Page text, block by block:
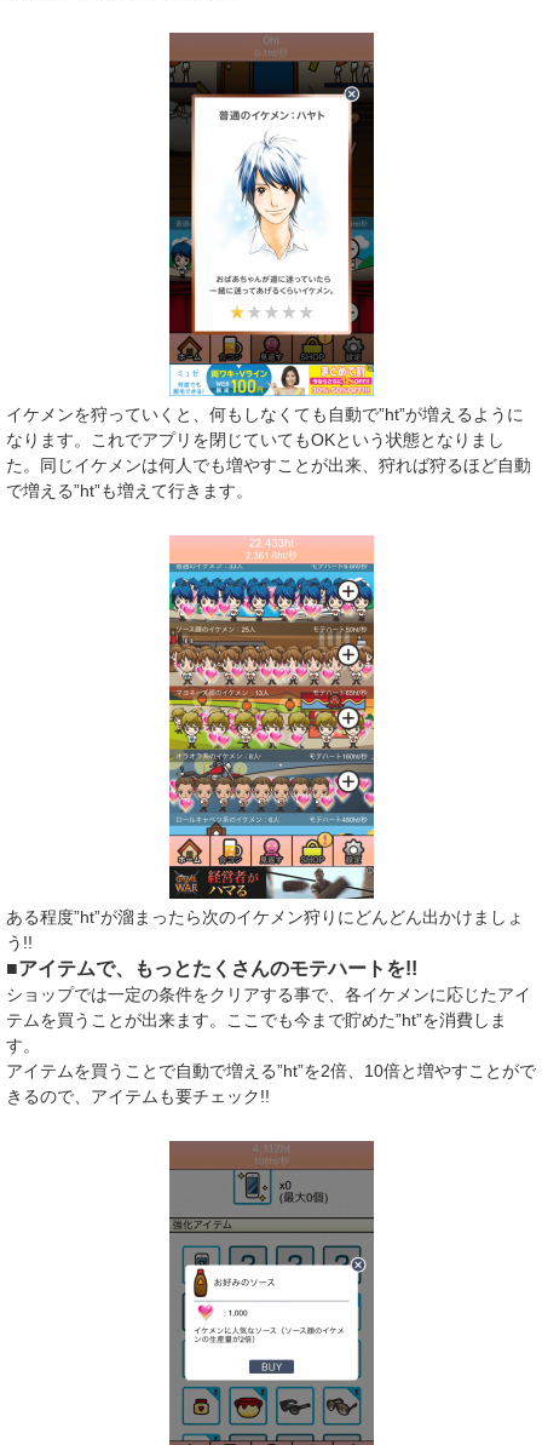
イケメンを狩っていくと、何もしなくても自動で”ht”が増えるように
なります。これでアプリを閉じていてもOKという状態となりまし
た。同じイケメンは何人でも増やすことが出来、狩れば狩るほど自動
で増える”ht”も増えて行きます。
ある程度”ht”が溜まったら次のイケメン狩りにどんどん出かけましょ
う!!
■アイテムで、もっとたくさんのモテハートを!!
ショップでは一定の条件をクリアする事で、各イケメンに応じたアイ
テムを買うことが出来ます。ここでも今まで貯めた”ht”を消費しま
す。
アイテムを買うことで自動で増える”ht”を2倍、10倍と増やすことがで
きるので、アイテムも要チェック!!